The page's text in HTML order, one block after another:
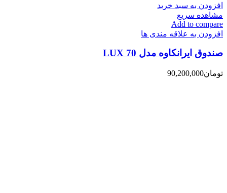
افزودن به سبد خرید
مشاهده سریع
Add to compare
افزودن به علاقه مندی ها
صندوق ایرانکاوه مدل 70 LUX
تومان90,200,000